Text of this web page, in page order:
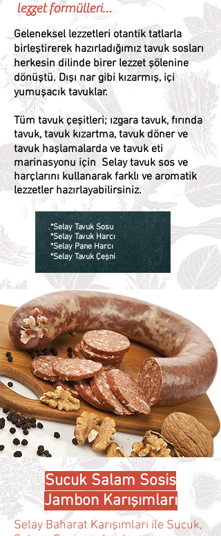
lezzet formülleri…
Geleneksel lezzetleri otantik tatlarla
birleştirerek hazırladığımız tavuk sosları
herkesin dilinde birer lezzet şölenine
dönüştü. Dışı nar gibi kızarmış, içi
yumuşacık tavuklar.
Tüm tavuk çeşitleri; ızgara tavuk, fırında
tavuk, tavuk kızartma, tavuk döner ve
tavuk haşlamalarda ve tavuk eti
marinasyonu için Selay tavuk sos ve
harçlarını kullanarak farklı ve aromatik
lezzetler hazırlayabilirsiniz.
*Selay Tavuk Sosu
*Selay Tavuk Harcı
*Selay Pane Harcı
*Selay Tavuk Çeşni
Sucuk Salam Sosis
Jambon Karışımları
Selay Baharat Karışımları ile Sucuk,